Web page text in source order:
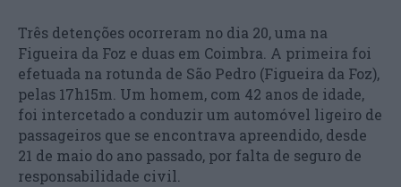
Três detenções ocorreram no dia 20, uma na
Figueira da Foz e duas em Coimbra. A primeira foi
efetuada na rotunda de São Pedro (Figueira da Foz),
pelas 17h15m. Um homem, com 42 anos de idade,
foi intercetado a conduzir um automóvel ligeiro de
passageiros que se encontrava apreendido, desde
21 de maio do ano passado, por falta de seguro de
responsabilidade civil.